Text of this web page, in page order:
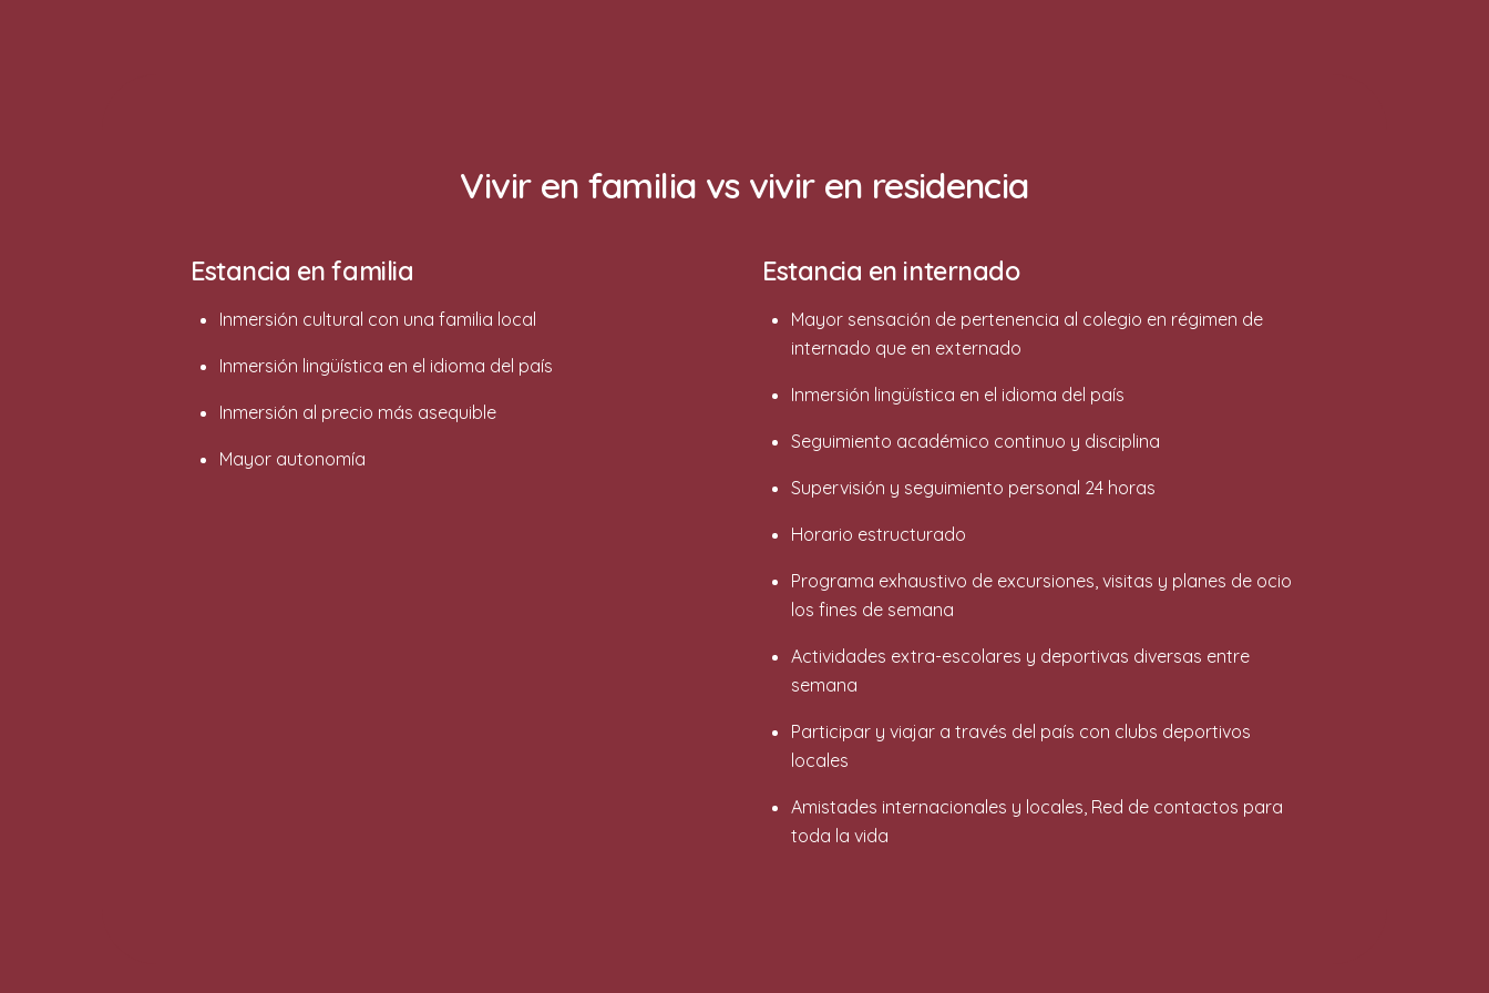
Vivir en familia vs vivir en residencia
Estancia en familia
Inmersión cultural con una familia local
Inmersión lingüística en el idioma del país
Inmersión al precio más asequible
Mayor autonomía
Estancia en internado
Mayor sensación de pertenencia al colegio en régimen de
internado que en externado
Inmersión lingüística en el idioma del país
Seguimiento académico continuo y disciplina
Supervisión y seguimiento personal 24 horas
Horario estructurado
Programa exhaustivo de excursiones, visitas y planes de ocio
los fines de semana
Actividades extra-escolares y deportivas diversas entre
semana
Participar y viajar a través del país con clubs deportivos
locales
Amistades internacionales y locales, Red de contactos para
toda la vida